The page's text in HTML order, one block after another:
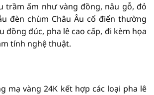
trầm ấm như vàng đồng, nâu gỗ, đỏ
đèn chùm Châu Âu cổ điển thường
đồng đúc, pha lê cao cấp, đi kèm họa
tính nghệ thuật.
mạ vàng 24K kết hợp các loại pha lê